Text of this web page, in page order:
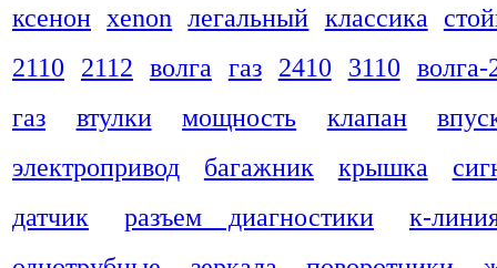
ксенон xenon легальный классика
2110
2112 волга газ 2410 3110 волга-
газ
втулки мощность клапан
электропривод
багажник крышка
датчик
разъем диагностики
к-